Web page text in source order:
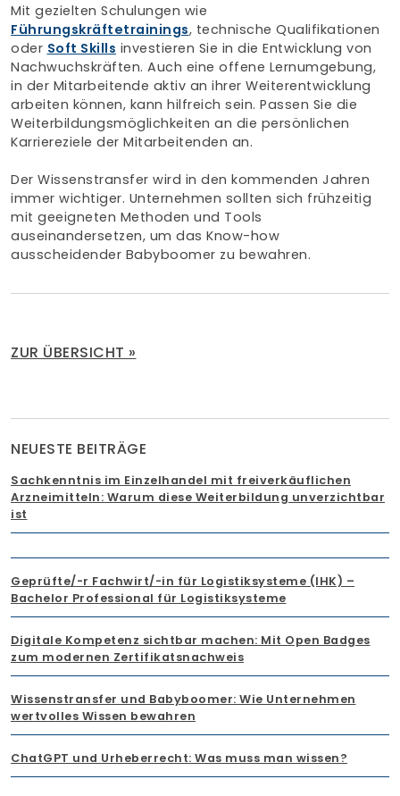
Mit gezielten Schulungen wie
Führungskräftetrainings, technische Qualifikationen
oder Soft Skills investieren Sie in die Entwicklung von
Nachwuchskräften. Auch eine offene Lernumgebung,
in der Mitarbeitende aktiv an ihrer Weiterentwicklung
arbeiten können, kann hilfreich sein. Passen Sie die
Weiterbildungsmöglichkeiten an die persönlichen
Karriereziele der Mitarbeitenden an.
Der Wissenstransfer wird in den kommenden Jahren
immer wichtiger. Unternehmen sollten sich frühzeitig
mit geeigneten Methoden und Tools
auseinandersetzen, um das Know-how
ausscheidender Babyboomer zu bewahren.
ZUR ÜBERSICHT »
NEUESTE BEITRÄGE
Sachkenntnis im Einzelhandel mit freiverkäuflichen
Arzneimitteln: Warum diese Weiterbildung unverzichtbar
ist
Geprüfte/-r Fachwirt/-in für Logistiksysteme (IHK) –
Bachelor Professional für Logistiksysteme
Digitale Kompetenz sichtbar machen: Mit Open Badges
zum modernen Zertifikatsnachweis
Wissenstransfer und Babyboomer: Wie Unternehmen
wertvolles Wissen bewahren
ChatGPT und Urheberrecht: Was muss man wissen?